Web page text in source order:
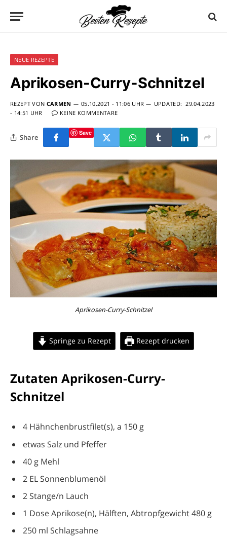
NEUE REZEPTE
Aprikosen-Curry-Schnitzel
REZEPT VON CARMEN 05.10.2021 - 11:06 UHR UPDATED: 29.04.2023
- 14:51 UHR
KEINE KOMMENTARE
Share Save
Aprikosen-Curry-Schnitzel
Springe zu Rezept Rezept drucken
Zutaten Aprikosen-Curry-
Schnitzel
4 Hähnchenbrustfilet(s), a 150 g
etwas Salz und Pfeffer
40 g Mehl
2 EL Sonnenblumenöl
2 Stange/n Lauch
1 Dose Aprikose(n), Hälften, Abtropfgewicht 480 g
250 ml Schlagsahne